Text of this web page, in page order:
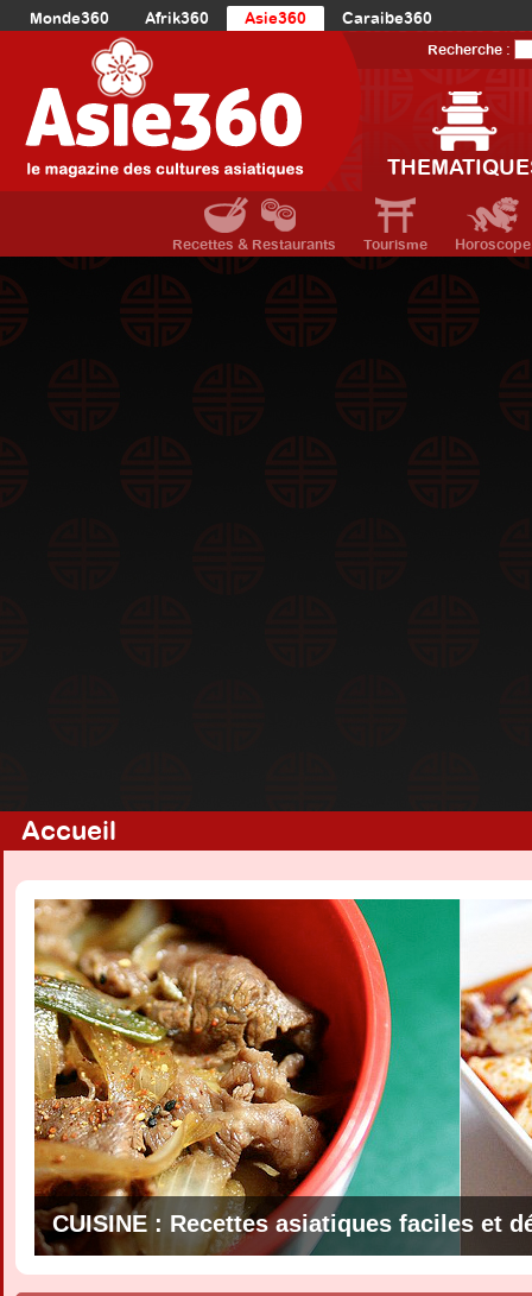
Monde360 Afrik360 Asie360
Caraibe360
Europe360
AmériqueDuNord360
Océanie360
Recherche :
Recettes & Restaurants Tourisme Horoscope
Accueil
CUISINE : Recettes asiatiques faciles et